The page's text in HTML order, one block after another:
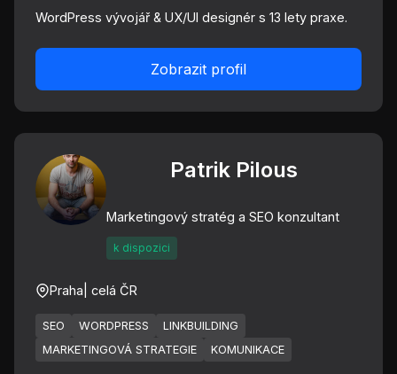
WordPress vývojář & UX/UI designér s 13 lety praxe.
Zobrazit profil
Patrik Pilous
Marketingový stratég a SEO konzultant
k dispozici
Praha | celá ČR
SEO WORDPRESS
LINKBUILDING
MARKETINGOVÁ STRATEGIE
KOMUNIKACE